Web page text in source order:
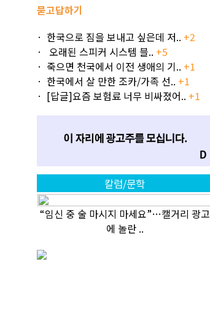
묻고답하기
한국으로 짐을 보내고 싶은데 저.. +2
오래된 스피커 시스템 블.. +5
죽으면 천국에서 이전 생애의 기.. +1
한국에서 살 만한 조카/가족 선.. +1
[답글]요즘 보험료 너무 비싸졌어.. +1
칼럼/문학
“임신 중 술 마시지 마세요”…캘거리 광고
에 놀란 ..